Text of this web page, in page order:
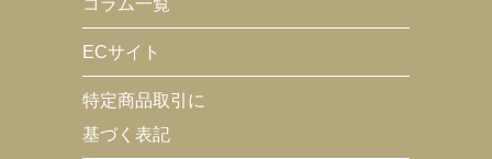
ECサイト
特定商品取引に
基づく表記